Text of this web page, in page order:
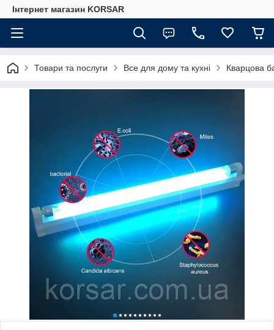
Iнтернет магазин KORSAR
Товари та послуги Все для дому та кухні Кварцова